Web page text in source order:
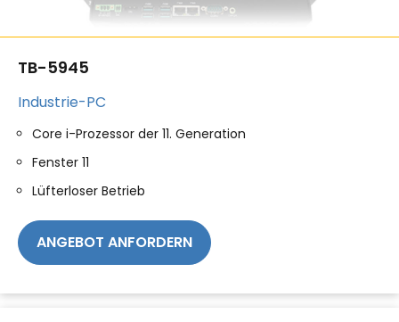
TB-5945
Industrie-PC
Core i-Prozessor der 11. Generation
Fenster 11
Lüfterloser Betrieb
ANGEBOT ANFORDERN